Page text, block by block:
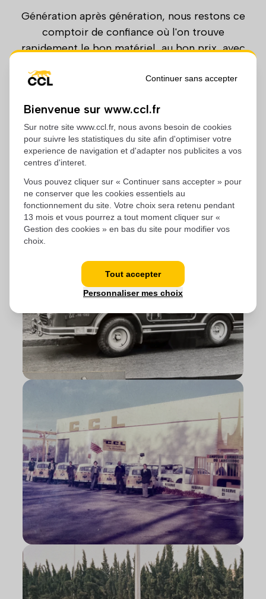
Continuer sans accepter
Bienvenue sur www.ccl.fr
Sur notre site www.ccl.fr, nous avons besoin de cookies
pour suivre les statistiques du site afin d'optimiser votre
experience de navigation et d'adapter nos publicites a vos
centres d'interet.
Vous pouvez cliquer sur « Continuer sans accepter » pour
ne conserver que les cookies essentiels au
fonctionnement du site. Votre choix sera retenu pendant
13 mois et vous pourrez a tout moment cliquer sur «
Gestion des cookies » en bas du site pour modifier vos
choix.
Tout accepter
Personnaliser mes choix
Génération après génération, nous restons ce
comptoir de confiance où l'on trouve
rapidement le bon matériel, au bon prix, avec
Sanitaire, électricité, matériaux, quincaillerie,
carrelage, couverture, plomberie, chauffage,
menuiserie, peinture, consommables… nous
avons grandi avec vos chantiers pour répondre à
tous vos besoins du quotidien.